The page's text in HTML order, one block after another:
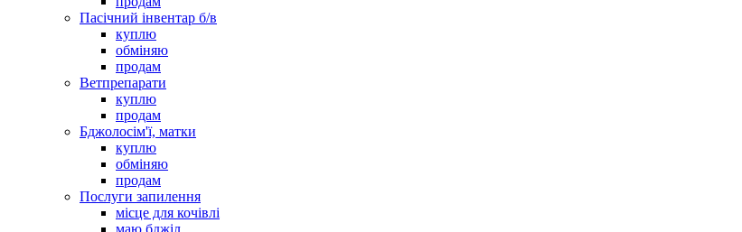
Пасічний інвентар б/в
куплю
обміняю
продам
Ветпрепарати
куплю
продам
Бджолосім'ї, матки
куплю
обміняю
продам
Послуги запилення
місце для кочівлі
маю бджіл